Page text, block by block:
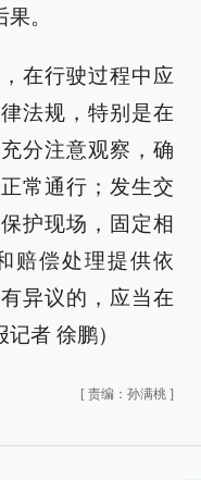
。
在行驶过程中应
法规，特别是在
分注意观察，确
常通行；发生交
护现场，固定相
赔偿处理提供依
异议的，应当在
者 徐鹏）
[ 责编：孙满桃 ]